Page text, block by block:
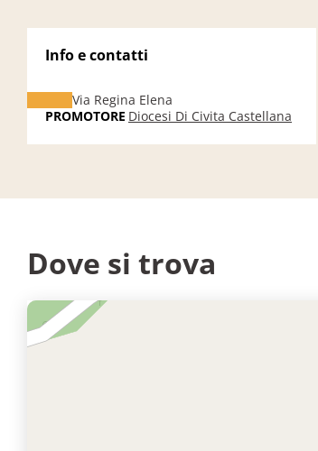
Info e contatti
Via Regina Elena
PROMOTORE Diocesi Di Civita Castellana
Dove si trova